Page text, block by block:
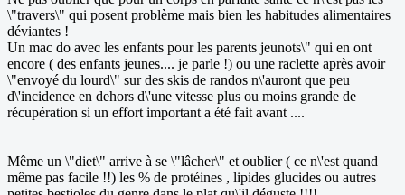
\"travers\" qui posent problème mais bien les habitudes alimentaires
déviantes !
Un mac do avec les enfants pour les parents jeunots\" qui en ont
encore ( des enfants jeunes.... je parle !) ou une raclette après avoir
\"envoyé du lourd\" sur des skis de randos n\'auront que peu
d\'incidence en dehors d\'une vitesse plus ou moins grande de
récupération si un effort important a été fait avant ....
Même un \"diet\" arrive à se \"lâcher\" et oublier ( ce n\'est quand
même pas facile !!) les % de protéines , lipides glucides ou autres